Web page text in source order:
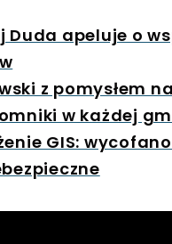
Duda apeluje o
z pomysłem
w każdej
GIS: